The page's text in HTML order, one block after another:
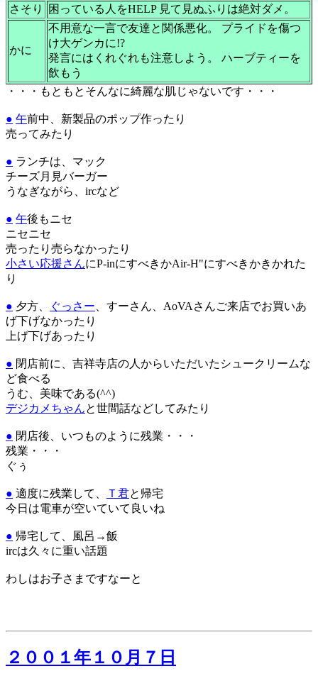
さそり 困っている人をHELP 見て見ぬふりは絶対ダメ。
かに
不用意な一言で友達と関係悪化。 プライドを傷つ
け大ゲンカに!?
発言にはくれぐれも注意しよう。 ハーブティーを
飲もう
・・・もともとそんなに綺麗な肌じゃないです・・・
● 午前中、新製品のポップ作ったり
売ってみたり
● ランチは、マック
チーズ月見バーガー
うなぎながら、ircなど
● 午後もニセ
ニセニセ
売ったり売らなかったり
小さい応援さんにP-inにすべきかAir-H"にすべきかきかれた
り
● 夕方、 ぐっさー 、すーさん、AoVAさんご来店でお買いあ
げ下げなかったり
上げ下げあったり
● 閉店前に、吉祥寺店の人からいただいたシュークリームな
ど食べる
うむ、美味である(^^)
デジカメちゃんと世間話などしてみたり
● 閉店後、いつものように残業・・・
残業・・・
ぐぅ
● 適度に残業して、 Ｔ君と帰宅
今日は電車が空いていて良いね
● 帰宅して、風呂→飯
ircは久々に重い話題
わしはお子さまですなーと
２００１年１０月７日